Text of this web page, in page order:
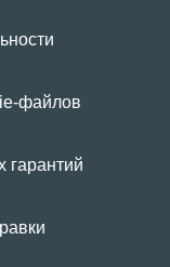
файлов
гарантий